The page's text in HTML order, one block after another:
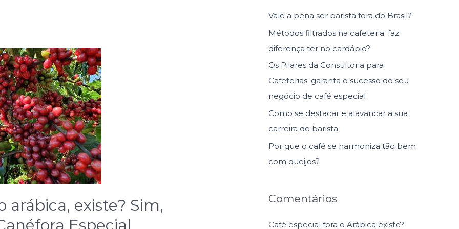
arábica, existe? Sim,
s
a
r
p
o
r
:
Vale a pena ser barista fora do Brasil?
Métodos filtrados na cafeteria: faz
diferença ter no cardápio?
Os Pilares da Consultoria para
Cafeterias: garanta o sucesso do seu
negócio de café especial
Como se destacar e alavancar a sua
carreira de barista
Por que o café se harmoniza tão bem
com queijos?
Comentários
Café especial fora o Arábica existe?